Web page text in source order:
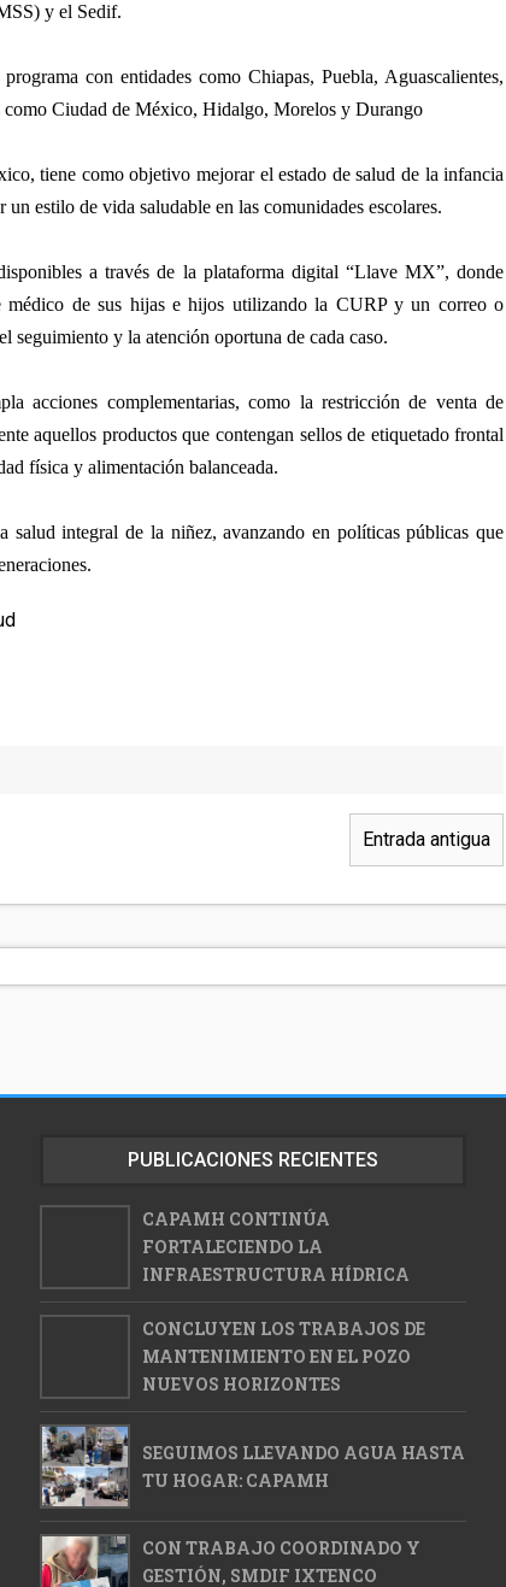
y el Sedif.
con entidades como Chiapas, Puebla, Aguascalientes,
como Ciudad de México, Hidalgo, Morelos y Durango
tiene como objetivo mejorar el estado de salud de la infancia
estilo de vida saludable en las comunidades escolares.
a través de la plataforma digital “Llave MX”, donde
médico de sus hijas e hijos utilizando la CURP y un correo o
seguimiento y la atención oportuna de cada caso.
acciones complementarias, como la restricción de venta de
aquellos productos que contengan sellos de etiquetado frontal
física y alimentación balanceada.
salud integral de la niñez, avanzando en políticas públicas que
Entrada antigua
PUBLICACIONES RECIENTES
CAPAMH CONTINÚA
FORTALECIENDO LA
INFRAESTRUCTURA HÍDRICA
CONCLUYEN LOS TRABAJOS DE
MANTENIMIENTO EN EL POZO
NUEVOS HORIZONTES
SEGUIMOS LLEVANDO AGUA HASTA
TU HOGAR: CAPAMH
CON TRABAJO COORDINADO Y
GESTIÓN, SMDIF IXTENCO